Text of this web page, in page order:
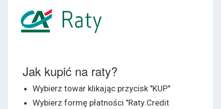
Jak kupić na raty?
Wybierz towar klikając przycisk "KUP"
Wybierz formę płatności "Raty Credit